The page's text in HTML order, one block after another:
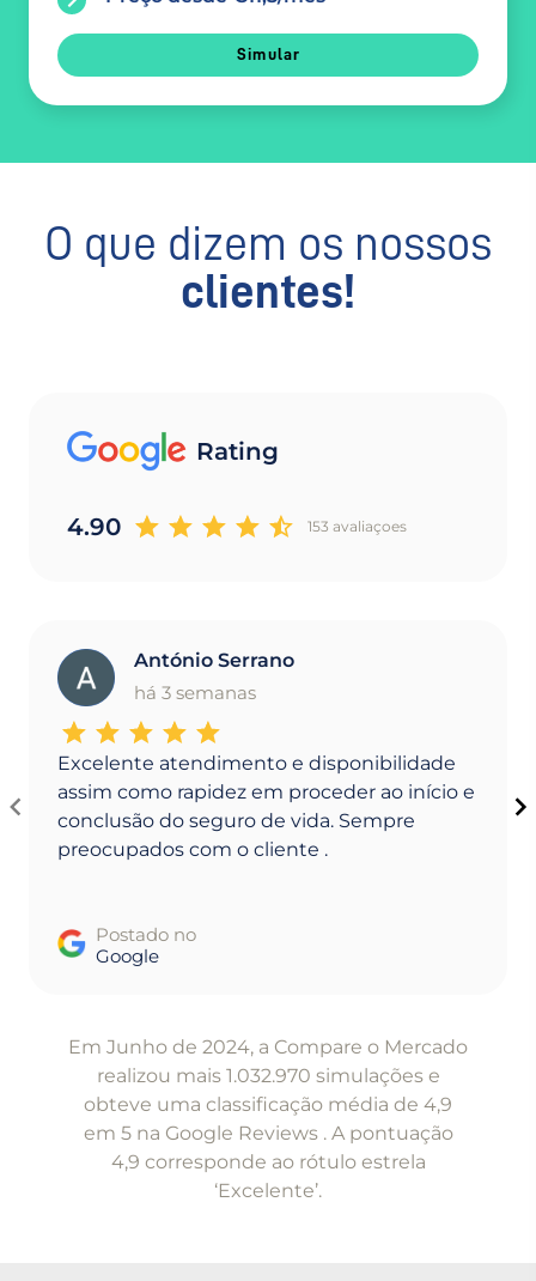
Simular
O que dizem os nossos
clientes!
Rating
4.90 153 avaliaçoes
A
António Serrano
há 3 semanas
Excelente atendimento e disponibilidade
assim como rapidez em proceder ao início e
conclusão do seguro de vida. Sempre
preocupados com o cliente .
Postado no
Google
Em Junho de 2024, a Compare o Mercado
realizou mais 1.032.970 simulações e
obteve uma classificação média de 4,9
em 5 na Google Reviews . A pontuação
4,9 corresponde ao rótulo estrela
‘Excelente’.